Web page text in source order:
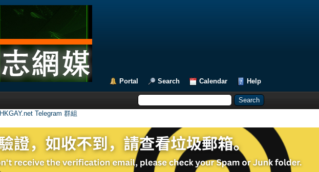
Portal Search Calendar Help
HKGAY.net Telegram 群組